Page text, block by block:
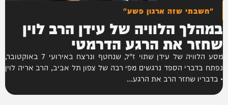
"חשבתי שזה ארגון פשע"
במהלך הלוויה של עידן הרב לוין
שחזר את הרגע הדרמטי
מסע הלוויה של עידן שתוי ז"ל, שנחטף ונרצח באירועי 7 באוקטובר,
נפתח בדברי הספד נרגשים מפי רבה של צפון תל אביב, הרב אריה לוין
• בדבריו שחזר הרב את הרגע...